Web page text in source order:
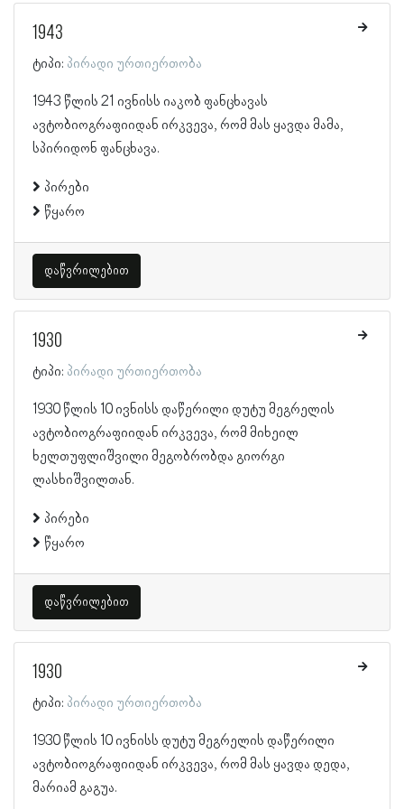
1943
ტიპი: პირადი ურთიერთობა
1943 წლის 21 ივნისს იაკობ ფანცხავას
ავტობიოგრაფიიდან ირკვევა, რომ მას ყავდა მამა,
სპირიდონ ფანცხავა.
პირები
წყარო
დაწვრილებით
1930
ტიპი: პირადი ურთიერთობა
1930 წლის 10 ივნისს დაწერილი დუტუ მეგრელის
ავტობიოგრაფიიდან ირკვევა, რომ მიხეილ
ხელთუფლიშვილი მეგობრობდა გიორგი
ლასხიშვილთან.
პირები
წყარო
დაწვრილებით
1930
ტიპი: პირადი ურთიერთობა
1930 წლის 10 ივნისს დუტუ მეგრელის დაწერილი
ავტობიოგრაფიიდან ირკვევა, რომ მას ყავდა დედა,
მარიამ გაგუა.